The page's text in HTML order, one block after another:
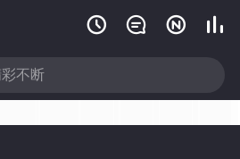
   